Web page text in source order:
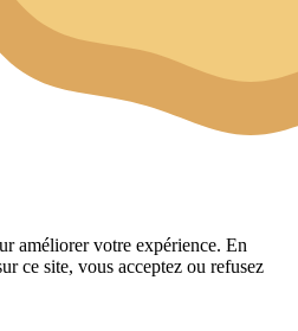
améliorer votre expérience. En
ce site, vous acceptez ou refusez